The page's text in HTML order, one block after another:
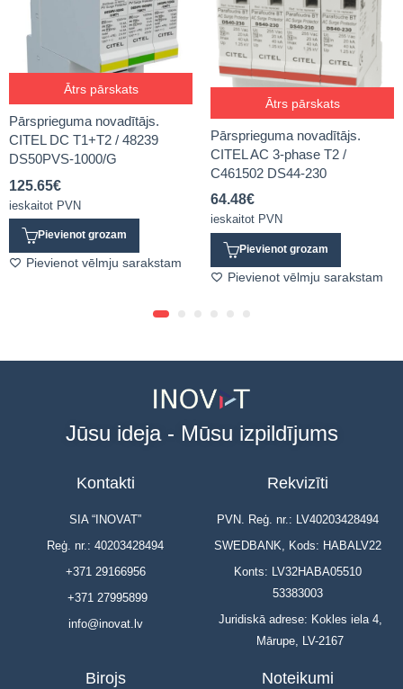
Ātrs pārskats
Pārsprieguma novadītājs.
CITEL DC T1+T2 / 48239
DS50PVS-1000/G
125.65€
ieskaitot PVN
Pievienot grozam
Pievienot vēlmju sarakstam
Ātrs pārskats
Pārsprieguma novadītājs.
CITEL AC 3-phase T2 /
C461502 DS44-230
64.48€
ieskaitot PVN
Pievienot grozam
Pievienot vēlmju sarakstam
Jūsu ideja - Mūsu izpildījums
Kontakti
SIA “INOVAT”
Reģ. nr.: 40203428494
+371 29166956
+371 27995899
info@inovat.lv
Rekvizīti
PVN. Reģ. nr.: LV40203428494
SWEDBANK, Kods: HABALV22
Konts: LV32HABA05510
53383003
Juridiskā adrese: Kokles iela 4,
Mārupe, LV-2167
Birojs Noteikumi